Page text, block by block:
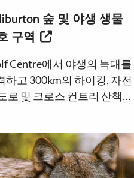
숲 및 야생 생물
구역
Centre에서 야생의 늑대를
하고 300km의 하이킹, 자전
로 및 크로스 컨트리 산책